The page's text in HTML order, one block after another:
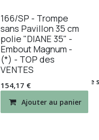
Ajouter à la liste de
166/SP - Trompe
sans Pavillon 35 cm
polie "DIANE 35" -
Embout Magnum -
(*) - TOP des
VENTES
154,17 €
Ajouter au panier